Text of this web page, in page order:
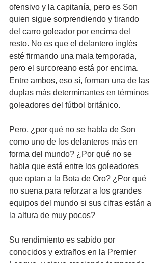
ofensivo y la capitanía, pero es Son
quien sigue sorprendiendo y tirando
del carro goleador por encima del
resto. No es que el delantero inglés
esté firmando una mala temporada,
pero el surcoreano está por encima.
Entre ambos, eso sí, forman una de las
duplas más determinantes en términos
goleadores del fútbol británico.
Pero, ¿por qué no se habla de Son
como uno de los delanteros más en
forma del mundo? ¿Por qué no se
habla que está entre los goleadores
que optan a la Bota de Oro? ¿Por qué
no suena para reforzar a los grandes
equipos del mundo si sus cifras están a
la altura de muy pocos?
Su rendimiento es sabido por
conocidos y extraños en la Premier